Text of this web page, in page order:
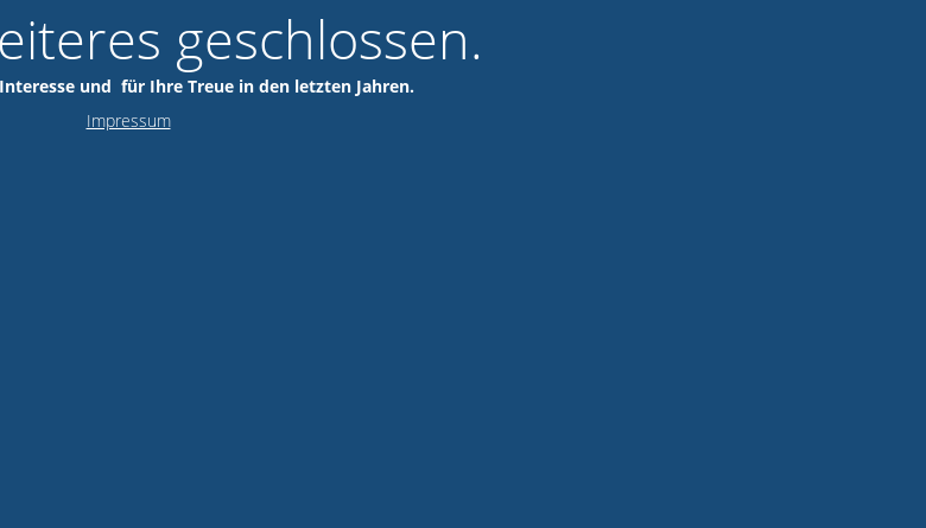
geschlossen.
und für Ihre Treue in den letzten Jahren.
Impressum